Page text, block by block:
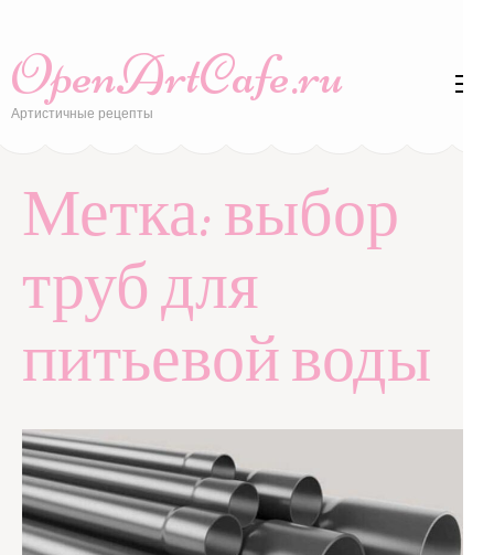
содержимому
(нажмите
OpenArtCafe.ru
Артистичные рецепты
Метка:выбор
труб для
питьевой воды